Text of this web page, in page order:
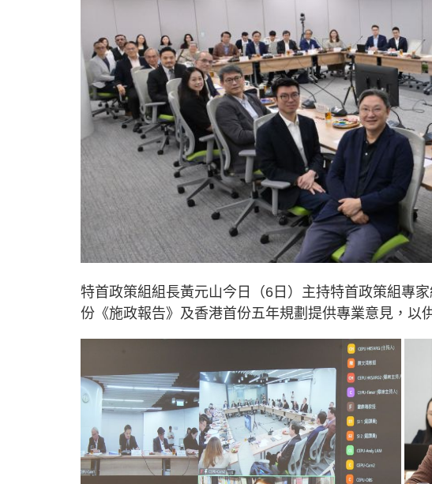
特首政策組組長黃元山今日（6日）主持特首政策組專
份《施政報告》及香港首份五年規劃提供專業意見，以